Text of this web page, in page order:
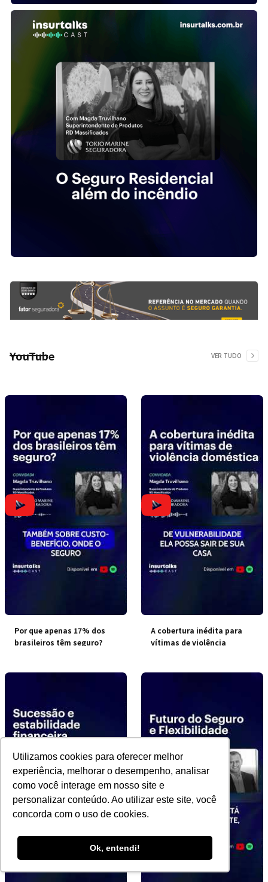
Utilizamos cookies para oferecer melhor
experiência, melhorar o desempenho, analisar
como você interage em nosso site e
personalizar conteúdo. Ao utilizar este site, você
concorda com o uso de cookies.
Ok, entendi!
YouTube VER TUDO
Por que apenas 17% dos
brasileiros têm seguro?
A cobertura inédita para
vítimas de violência